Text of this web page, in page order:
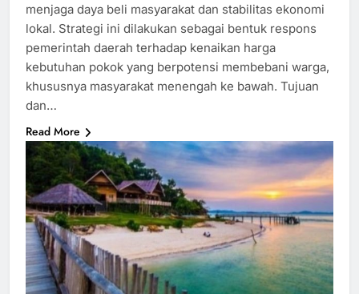
menjaga daya beli masyarakat dan stabilitas ekonomi
lokal. Strategi ini dilakukan sebagai bentuk respons
pemerintah daerah terhadap kenaikan harga
kebutuhan pokok yang berpotensi membebani warga,
khususnya masyarakat menengah ke bawah. Tujuan
dan…
Read More